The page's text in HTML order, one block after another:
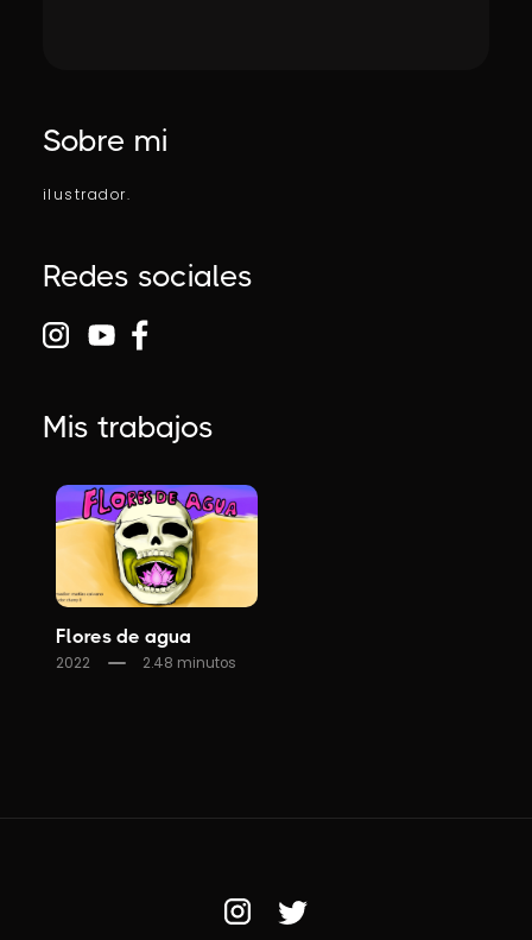
Sobre mi
ilustrador.
Redes sociales
Mis trabajos
Flores de agua
2022 2.48 minutos